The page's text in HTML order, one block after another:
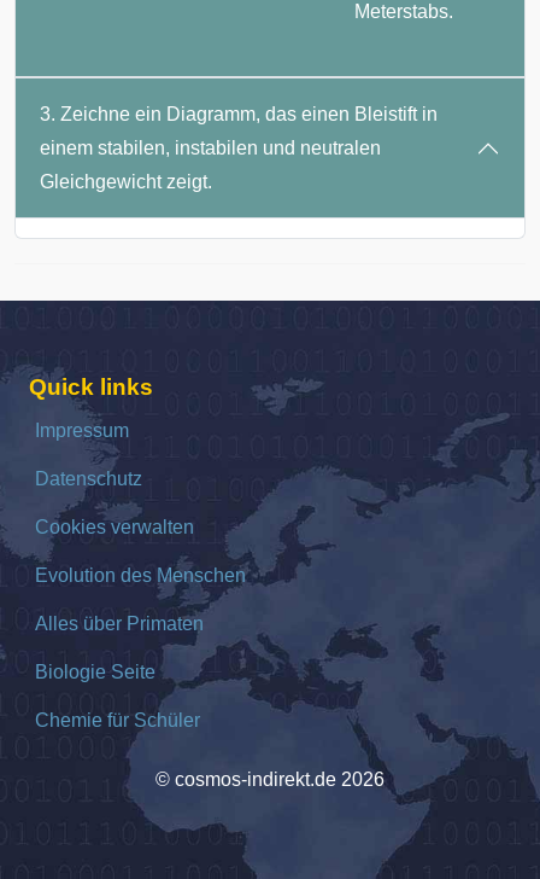
Meterstabs.
3. Zeichne ein Diagramm, das einen Bleistift in
einem stabilen, instabilen und neutralen
Gleichgewicht zeigt.
Quick links
Impressum
Datenschutz
Cookies verwalten
Evolution des Menschen
Alles über Primaten
Biologie Seite
Chemie für Schüler
© cosmos-indirekt.de 2026